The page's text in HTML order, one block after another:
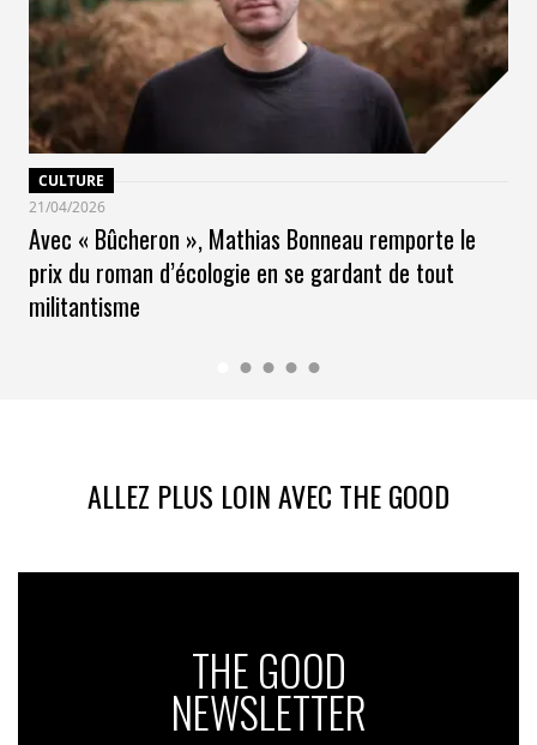
CULTURE
21/04/2026
Avec « Bûcheron », Mathias Bonneau remporte le
prix du roman d’écologie en se gardant de tout
militantisme
ALLEZ PLUS LOIN AVEC THE GOOD
THE GOOD
NEWSLETTER